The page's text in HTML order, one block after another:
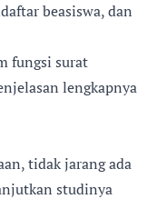
beasiswa, dan
fungsi surat
lengkapnya
tidak jarang ada
studinya